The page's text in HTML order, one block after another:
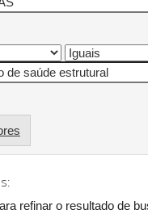
refinar o resultado de